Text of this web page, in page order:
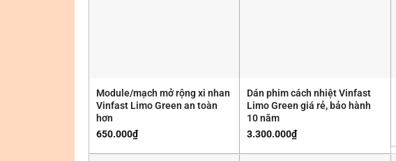
Module/mạch mở rộng xi nhan
Vinfast Limo Green an toàn
hơn
650.000₫
Dán phim cách nhiệt Vinfast
Limo Green giá rẻ, bảo hành
10 năm
3.300.000₫